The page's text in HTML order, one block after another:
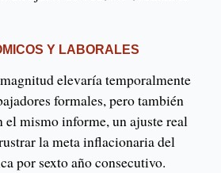
Y LABORALES
elevaría temporalmente
formales, pero también
el mismo informe, un ajuste real
la meta inflacionaria del
por sexto año consecutivo.